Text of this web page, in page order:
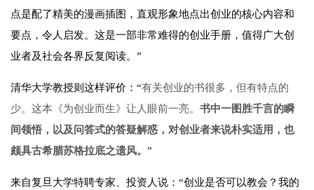
点是配了精美的漫画插图，直观形象地点出创业的核心内容和
要点，令人启发。这是一部非常难得的创业手册，值得广大创
业者及社会各界反复阅读。”
清华大学教授则这样评价：“有关创业的书很多，但有特点的
少。这本《为创业而生》让人眼前一亮。 书中一图胜千言的瞬
间领悟，以及问答式的答疑解惑，对创业者来说朴实适用，也
颇具古希腊苏格拉底之遗风。 ”
来自复旦大学特聘专家、投资人说：“创业是否可以教会？我的